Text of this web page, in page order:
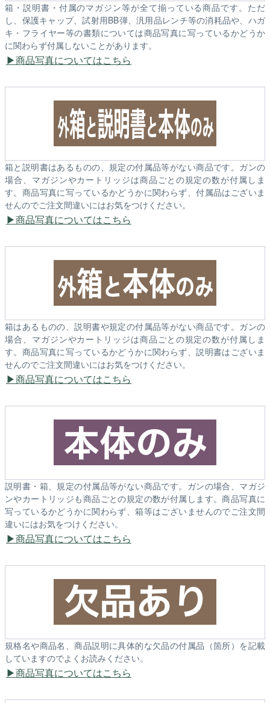
箱・説明書・付属のマガジン等が全て揃っている商品です。ただ
し、保護キャップ、試射用BB弾、汎用品レンチ等の消耗品や、ハガ
キ・フライヤー等の書類については商品写真に写っているかどうか
に関わらず付属しないことがあります。
商品写真についてはこちら
箱と説明書はあるものの、規定の付属品等がない商品です。ガンの
場合、マガジンやカートリッジは商品ごとの規定の数が付属しま
す。商品写真に写っているかどうかに関わらず、付属品はございま
せんのでご注文間違いにはお気をつけください。
商品写真についてはこちら
箱はあるものの、説明書や規定の付属品等がない商品です。ガンの
場合、マガジンやカートリッジは商品ごとの規定の数が付属しま
す。商品写真に写っているかどうかに関わらず、説明書はございま
せんのでご注文間違いにはお気をつけください。
商品写真についてはこちら
説明書・箱、規定の付属品等がない商品です。ガンの場合、マガジ
ンやカートリッジも商品ごとの規定の数が付属します。商品写真に
写っているかどうかに関わらず、箱等はございませんのでご注文間
違いにはお気をつけください。
商品写真についてはこちら
規格名や商品名、商品説明に具体的な欠品の付属品（箇所）を記載
していますのでよくお読みください。
商品写真についてはこちら